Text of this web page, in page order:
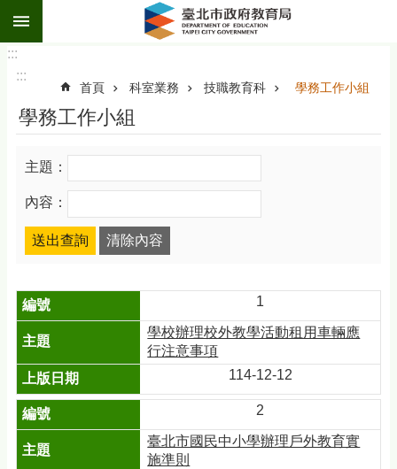
跳到主要內容區塊
:::
:::
首頁 科室業務 技職教育科 學務工作小組
學務工作小組
主題：
內容：
1
學校辦理校外教學活動租用車輛應
行注意事項
114-12-12
2
臺北市國民中小學辦理戶外教育實
施準則